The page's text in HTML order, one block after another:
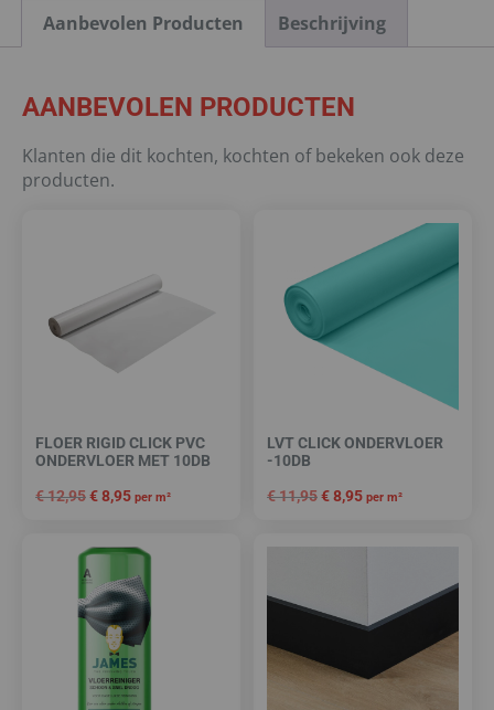
Aanbevolen Producten Beschrijving
AANBEVOLEN PRODUCTEN
Klanten die dit kochten, kochten of bekeken ook deze
producten.
FLOER RIGID CLICK PVC
ONDERVLOER MET 10DB
€12,95€8,95 per m²
LVT CLICK ONDERVLOER
-10DB
€11,95€8,95 per m²